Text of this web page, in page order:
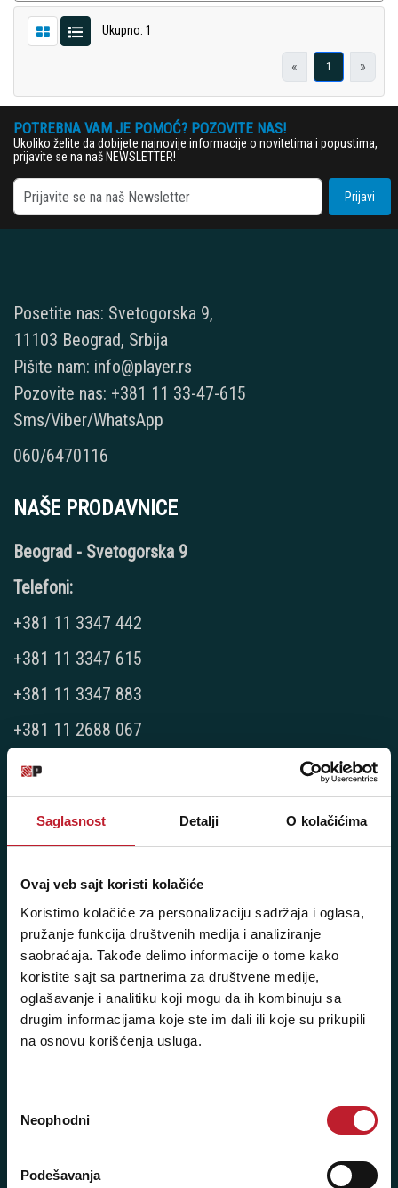
Saglasnost Detalji O kolačićima
Ovaj veb sajt koristi kolačiće
Koristimo kolačiće za personalizaciju sadržaja i oglasa,
pružanje funkcija društvenih medija i analiziranje
saobraćaja. Takođe delimo informacije o tome kako
koristite sajt sa partnerima za društvene medije,
oglašavanje i analitiku koji mogu da ih kombinuju sa
drugim informacijama koje ste im dali ili koje su prikupili
na osnovu korišćenja usluga.
сагласности
Neophodni
Podešavanja
Ukupno: 1
« 1 »
POTREBNA VAM JE POMOĆ? POZOVITE NAS!
Ukoliko želite da dobijete najnovije informacije o novitetima i popustima,
prijavite se na naš NEWSLETTER!
Prijavi
Posetite nas: Svetogorska 9,
11103 Beograd, Srbija
Pišite nam: info@player.rs
Pozovite nas: +381 11 33-47-615
Sms/Viber/WhatsApp
060/6470116
NAŠE PRODAVNICE
Beograd - Svetogorska 9
Telefoni:
+381 11 3347 442
+381 11 3347 615
+381 11 3347 883
+381 11 2688 067
+381 11 2688 068
+381 11 2688 069
Subota: 10:00 - 17:00
Nedelja: Ne radimo
Novi Beograd - Milutina Milankovića 120D
Telefoni:
+381 11 777 7776
+381 11 7777 270
Radno vreme: